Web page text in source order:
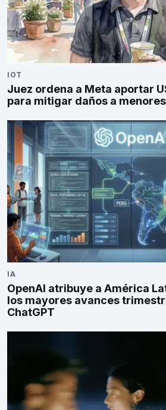
IOT
Juez ordena a Meta aportar
para mitigar daños a
IA
OpenAI atribuye a América
los mayores avances
ChatGPT